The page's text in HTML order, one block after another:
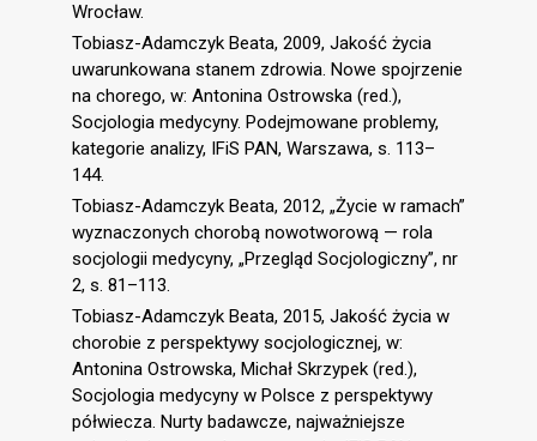
Wrocław.
Tobiasz-Adamczyk Beata, 2009, Jakość życia
uwarunkowana stanem zdrowia. Nowe spojrzenie
na chorego, w: Antonina Ostrowska (red.),
Socjologia medycyny. Podejmowane problemy,
kategorie analizy, IFiS PAN, Warszawa, s. 113–
144.
Tobiasz-Adamczyk Beata, 2012, „Życie w ramach”
wyznaczonych chorobą nowotworową — rola
socjologii medycyny, „Przegląd Socjologiczny”, nr
2, s. 81–113.
Tobiasz-Adamczyk Beata, 2015, Jakość życia w
chorobie z perspektywy socjologicznej, w:
Antonina Ostrowska, Michał Skrzypek (red.),
Socjologia medycyny w Polsce z perspektywy
półwiecza. Nurty badawcze, najważniejsze